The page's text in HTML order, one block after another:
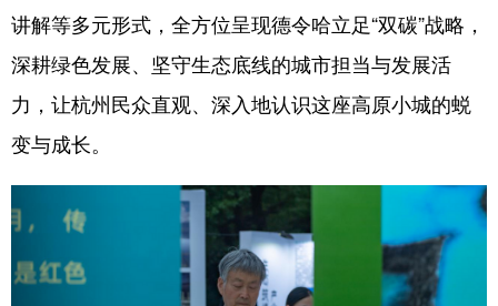
讲解等多元形式，全方位呈现德令哈立足“双碳”战略，
深耕绿色发展、坚守生态底线的城市担当与发展活
力，让杭州民众直观、深入地认识这座高原小城的蜕
变与成长。